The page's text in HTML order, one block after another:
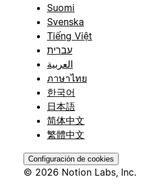
Suomi
Svenska
Tiếng Việt
עברית
العربية
ภาษาไทย
한국어
日本語
简体中文
繁體中文
Configuración de cookies
© 2026 Notion Labs, Inc.